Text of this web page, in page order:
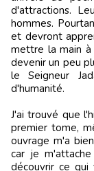
d'attractions.
hommes.
et devront
mettre la main
devenir un peu
le Seigneur
d'humanité.
J'ai trouvé que
premier tome,
ouvrage m'a
car je
découvrir ce qui